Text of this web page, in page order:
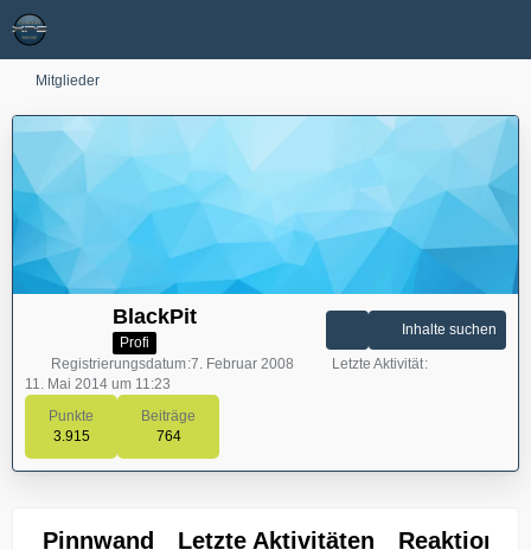
Mitglieder
BlackPit
Profi
Punkte
3.915
Beiträge
764
Inhalte suchen
Registrierungsdatum 7. Februar 2008
Letzte Aktivität
11. Mai 2014 um 11:23
Pinnwand Letzte Aktivitäten Reaktionen